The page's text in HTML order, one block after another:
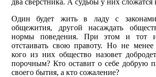
два сверстника. А судьбы у них сложатся
Один будет жить в ладу с законами
общежития, другой насаждать
нормы поведения. При этом и тот
отстаивать свою правоту. Но не
кого из них общество назовет
порочным? Кто оставит о себе добрую
своего бытия, а кто сожаление?